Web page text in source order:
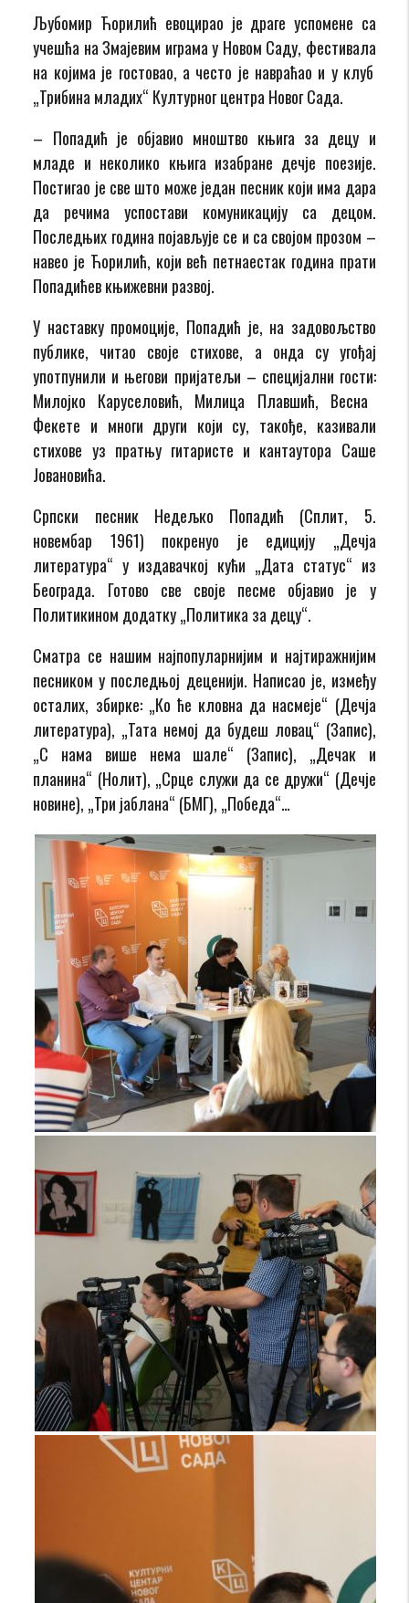
Љубомир Ћорилић евоцирао је драге успомене са
учешћа на Змајевим играмау Новом Саду, фестивала
на којима је гостовао, а често је навраћао и у клуб
„Трибина младих“ Културног центра Новог Сада.
– Попадић је објавио мноштво књига за децу и
младе и неколико књига изабране дечје поезије.
Постигао је све што може један песник који има дара
да речимауспостави комуникацију са децом.
Последњих година појављује се и са својом прозом –
навео је Ћорилић, који већ петнаестак година прати
Попадићев књижевни развој.
У наставку промоције, Попадић је, на задовољство
публике, читао своје стихове, а онда су угођај
употпунили и његови пријатељи – специјални гости:
Милојко Каруселовић, Милица Плавшић, Весна
Фекете и многи други који су, такође, казивали
стихове уз пратњу гитаристе и кантаутора Саше
Јовановића.
Српски песник Недељко Попадић (Сплит, 5.
новембар 1961) покренуо је едицију „Дечја
литература“ у издавачкој кући „Дата статус“ из
Београда. Готово све своје песме објавио је у
Политикином додатку „Политика за децу“.
Сматра се нашим најпопуларнијим и најтиражнијим
песником у последњој деценији. Написао је, између
осталих, збирке: „Ко ће кловна да насмеје“ (Дечја
литература), „Тата немој да будеш ловац“ (Запис),
„С нама више нема шале“ (Запис), „Дечак и
планина“ (Нолит), „Срце служи да се дружи“ (Дечје
новине), „Три јаблана“ (БМГ), „Победа“…